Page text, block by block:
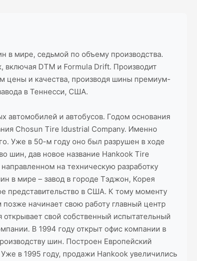
в мире, седьмой по объему производства.
включая DTM и Formula Drift. Производит
цены и качества, производя шины премиум-
в Теннесси, США.
автомобилей и автобусов. Годом основания
Chosun Tire Idustrial Company. Именно
Уже в 50-м году оно был разрушен в ходе
шин, дав новое название Hankook Tire
на техническую разработку
в мире – завод в городе Тэджон, Корея
представительство в США. К тому моменту
начинает свою работу главный центр
свой собственный испытательный
В 1994 году открыт офис компании в
шин. Построен Европейский
в 1995 году, продажи Hankook увеличились